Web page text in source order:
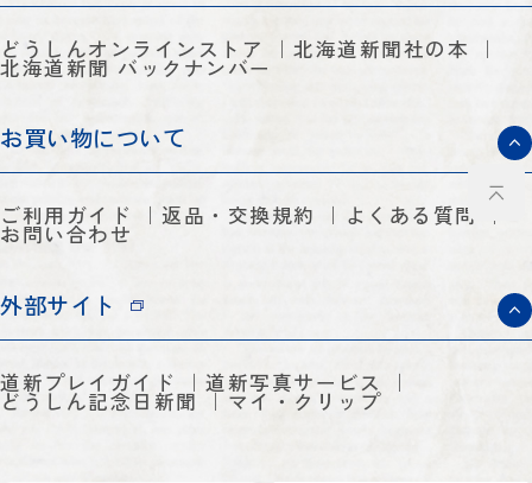
どうしんオンラインストア 北海道新聞社の本
北海道新聞 バックナンバー
お買い物について
ご利用ガイド 返品・交換規約 よくある質問
お問い合わせ
外部サイト
道新プレイガイド 道新写真サービス
どうしん記念日新聞 マイ・クリップ